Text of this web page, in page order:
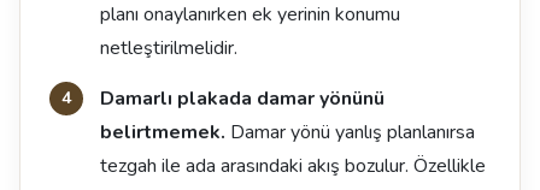
planı onaylanırken ek yerinin konumu
netleştirilmelidir.
Damarlı plakada damar yönünü
belirtmemek. Damar yönü yanlış planlanırsa
tezgah ile ada arasındaki akış bozulur. Özellikle